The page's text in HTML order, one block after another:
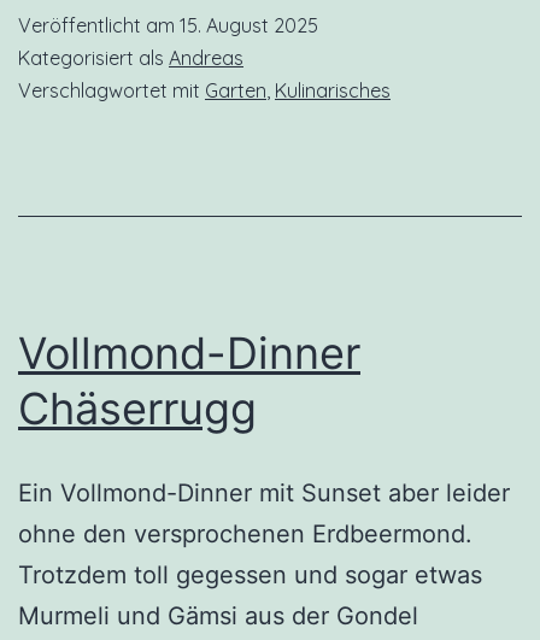
Veröffentlicht am 15. August 2025
Kategorisiert als Andreas
Verschlagwortet mit Garten Kulinarisches
Vollmond-Dinner
Chäserrugg
Ein Vollmond-Dinner mit Sunset aber leider
ohne den versprochenen Erdbeermond.
Trotzdem toll gegessen und sogar etwas
Murmeli und Gämsi aus der Gondel